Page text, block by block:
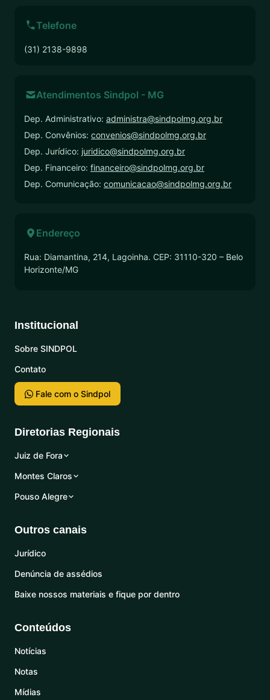
Telefone
(31) 2138-9898
Atendimentos Sindpol - MG
Dep. Administrativo: administra@sindpolmg.org.br
Dep. Convênios: convenios@sindpolmg.org.br
Dep. Jurídico: juridico@sindpolmg.org.br
Dep. Financeiro: financeiro@sindpolmg.org.br
Dep. Comunicação: comunicacao@sindpolmg.org.br
Endereço
Rua: Diamantina, 214, Lagoinha. CEP: 31110-320 – Belo
Horizonte/MG
Institucional
Sobre SINDPOL
Contato
Fale com o Sindpol
Diretorias Regionais
Juiz de Fora
Montes Claros
Pouso Alegre
Outros canais
Jurídico
Denúncia de assédios
Baixe nossos materiais e fique por dentro
Conteúdos
Notícias
Notas
Mídias